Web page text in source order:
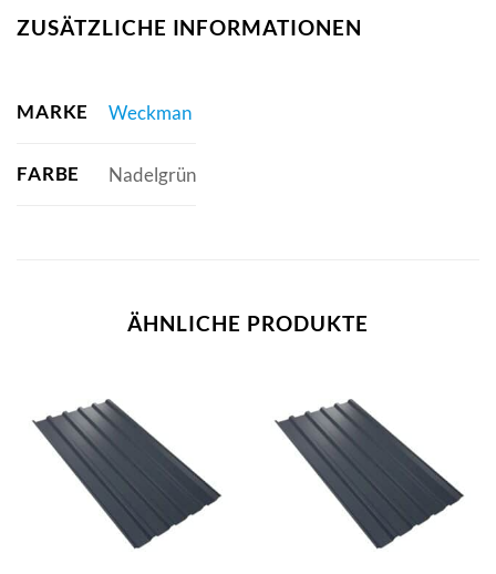
ZUSÄTZLICHE INFORMATIONEN
MARKE Weckman
FARBE Nadelgrün
ÄHNLICHE PRODUKTE